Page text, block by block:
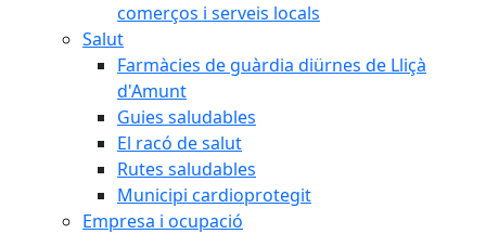
comerços i serveis locals
Salut
Farmàcies de guàrdia diürnes de Lliçà
d'Amunt
Guies saludables
El racó de salut
Rutes saludables
Municipi cardioprotegit
Empresa i ocupació